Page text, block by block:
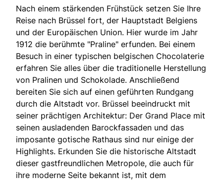
Nach einem stärkenden Frühstück setzen Sie Ihre
Reise nach Brüssel fort, der Hauptstadt Belgiens
und der Europäischen Union. Hier wurde im Jahr
1912 die berühmte "Praline" erfunden. Bei einem
Besuch in einer typischen belgischen Chocolaterie
erfahren Sie alles über die traditionelle Herstellung
von Pralinen und Schokolade. Anschließend
bereiten Sie sich auf einen geführten Rundgang
durch die Altstadt vor. Brüssel beeindruckt mit
seiner prächtigen Architektur: Der Grand Place mit
seinen ausladenden Barockfassaden und das
imposante gotische Rathaus sind nur einige der
Highlights. Erkunden Sie die historische Altstadt
dieser gastfreundlichen Metropole, die auch für
ihre moderne Seite bekannt ist, mit dem